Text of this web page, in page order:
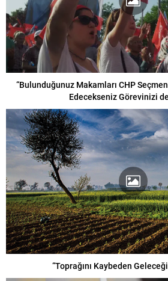
“Bulunduğunuz Makamları CHP
Edecekseniz Görevinizi de
“Toprağını Kaybeden